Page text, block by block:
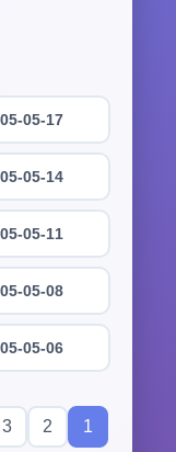
05-17
05-14
05-11
05-08
05-06
1
2
3